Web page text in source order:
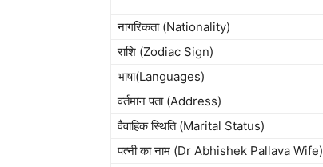
नागरिकता (Nationality)
राशि (Zodiac Sign)
भाषा(Languages)
वर्तमान पता (Address)
वैवाहिक स्थिति (Marital Status)
पत्नी का नाम (Dr Abhishek Pallava Wife)